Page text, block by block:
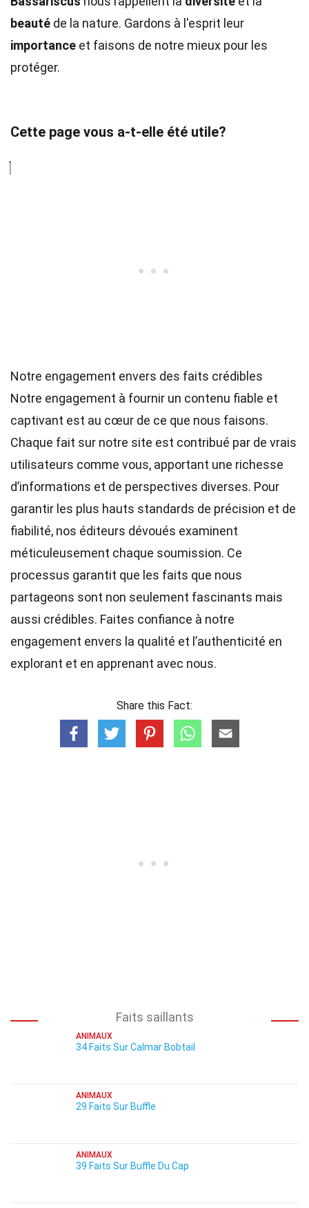
beauté de la nature. Gardons à l'esprit leur
importance et faisons de notre mieux pour les
protéger.
Cette page vous a-t-elle été utile?
Notre engagement envers des faits crédibles
Notre engagement à fournir un contenu fiable et
captivant est au cœur de ce que nous faisons.
Chaque fait sur notre site est contribué par de vrais
utilisateurs comme vous, apportant une richesse
d’informations et de perspectives diverses. Pour
garantir les plus hauts standards de précision et de
fiabilité, nos éditeurs dévoués examinent
méticuleusement chaque soumission. Ce
processus garantit que les faits que nous
partageons sont non seulement fascinants mais
aussi crédibles. Faites confiance à notre
engagement envers la qualité et l’authenticité en
explorant et en apprenant avec nous.
Share this Fact:
Faits saillants
ANIMAUX
34 Faits Sur Calmar Bobtail
ANIMAUX
29 Faits Sur Buffle
ANIMAUX
39 Faits Sur Buffle Du Cap